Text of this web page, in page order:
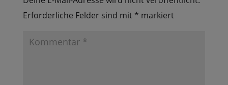
Erforderliche Felder sind mit * markiert